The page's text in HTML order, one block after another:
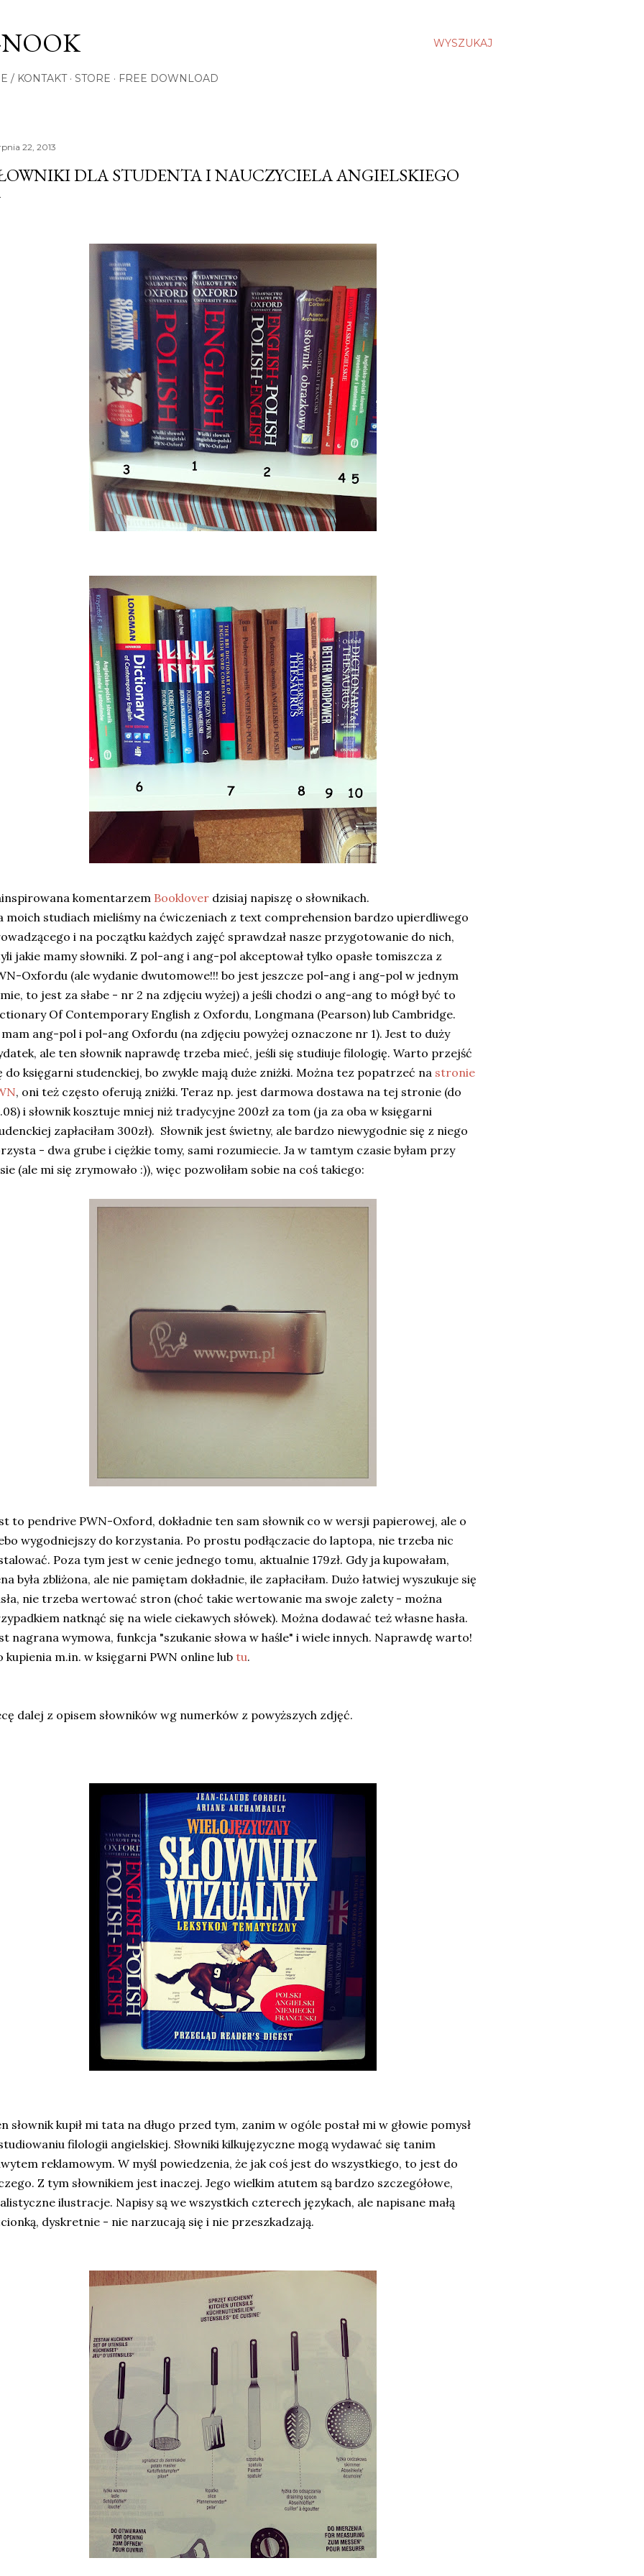
WYSZUKAJ
/ KONTAKT STORE FREE DOWNLOAD
22, 2013
DLA STUDENTA I NAUCZYCIELA ANGIELSKIEGO
komentarzem Booklover dzisiaj napiszę o słownikach.
moich studiach mieliśmy na ćwiczeniach z text comprehension bardzo upierdliwego
i na początku każdych zajęć sprawdzał nasze przygotowanie do nich,
jakie mamy słowniki. Z pol-ang i ang-pol akceptował tylko opasłe tomiszcza z
Oxfordu (ale wydanie dwutomowe!!! bo jest jeszcze pol-ang i ang-pol w jednym
to jest za słabe - nr 2 na zdjęciu wyżej) a jeśli chodzi o ang-ang to mógł być to
Of Contemporary English z Oxfordu, Longmana (Pearson) lub Cambridge.
mam ang-pol i pol-ang Oxfordu (na zdjęciu powyżej oznaczone nr 1). Jest to duży
ale ten słownik naprawdę trzeba mieć, jeśli się studiuje filologię. Warto przejść
do księgarni studenckiej, bo zwykle mają duże zniżki. Można tez popatrzeć na stronie
, oni też często oferują zniżki. Teraz np. jest darmowa dostawa na tej stronie (do
i słownik kosztuje mniej niż tradycyjne 200zł za tom (ja za oba w księgarni
zapłaciłam 300zł). Słownik jest świetny, ale bardzo niewygodnie się z niego
- dwa grube i ciężkie tomy, sami rozumiecie. Ja w tamtym czasie byłam przy
(ale mi się zrymowało :)), więc pozwoliłam sobie na coś takiego:
to pendrive PWN-Oxford, dokładnie ten sam słownik co w wersji papierowej, ale o
wygodniejszy do korzystania. Po prostu podłączacie do laptopa, nie trzeba nic
Poza tym jest w cenie jednego tomu, aktualnie 179zł. Gdy ja kupowałam,
była zbliżona, ale nie pamiętam dokładnie, ile zapłaciłam. Dużo łatwiej wyszukuje się
nie trzeba wertować stron (choć takie wertowanie ma swoje zalety - można
natknąć się na wiele ciekawych słówek). Można dodawać też własne hasła.
nagrana wymowa, funkcja "szukanie słowa w haśle" i wiele innych. Naprawdę warto!
kupienia m.in. w księgarni PWN online lub tu.
dalej z opisem słowników wg numerków z powyższych zdjęć.
słownik kupił mi tata na długo przed tym, zanim w ogóle postał mi w głowie pomysł
filologii angielskiej. Słowniki kilkujęzyczne mogą wydawać się tanim
reklamowym. W myśl powiedzenia, że jak coś jest do wszystkiego, to jest do
Z tym słownikiem jest inaczej. Jego wielkim atutem są bardzo szczegółowe,
ilustracje. Napisy są we wszystkich czterech językach, ale napisane małą
dyskretnie - nie narzucają się i nie przeszkadzają.